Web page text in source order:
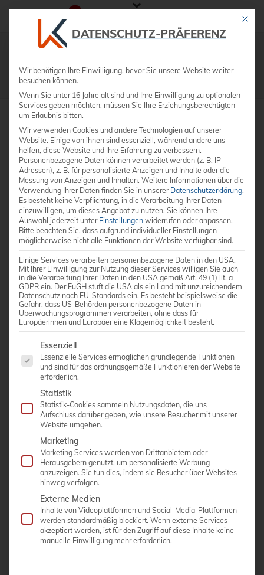
Shop
PHILIPS EPIQ7
MEHR ERFAHREN >
Einzelnes Ergebnis wird angezeigt
Mit
DATENSCHUTZ-PRÄFERENZ
Wir benötigen Ihre Einwilligung, bevor Sie unsere Website weiter
besuchen können.
Wenn Sie unter 16 Jahre alt sind und Ihre Einwilligung zu optionalen
Services geben möchten, müssen Sie Ihre Erziehungsberechtigten
um Erlaubnis bitten.
Wir verwenden Cookies und andere Technologien auf unserer
Website. Einige von ihnen sind essenziell, während andere uns
helfen, diese Website und Ihre Erfahrung zu verbessern.
Personenbezogene Daten können verarbeitet werden (z. B. IP-
Adressen), z. B. für personalisierte Anzeigen und Inhalte oder die
Messung von Anzeigen und Inhalten. Weitere Informationen über die
Verwendung Ihrer Daten finden Sie in unserer Datenschutzerklärung.
Es besteht keine Verpflichtung, in die Verarbeitung Ihrer Daten
einzuwilligen, um dieses Angebot zu nutzen. Sie können Ihre
Auswahl jederzeit unter Einstellungen widerrufen oder anpassen.
Bitte beachten Sie, dass aufgrund individueller Einstellungen
möglicherweise nicht alle Funktionen der Website verfügbar sind.
Einige Services verarbeiten personenbezogene Daten in den USA.
Mit Ihrer Einwilligung zur Nutzung dieser Services willigen Sie auch
in die Verarbeitung Ihrer Daten in den USA gemäß Art. 49 (1) lit. a
GDPR ein. Der EuGH stuft die USA als ein Land mit unzureichendem
Datenschutz nach EU-Standards ein. Es besteht beispielsweise die
Gefahr, dass US-Behörden personenbezogene Daten in
Überwachungsprogrammen verarbeiten, ohne dass für
Europäerinnen und Europäer eine Klagemöglichkeit besteht.
Es folgt eine Liste der Service-Gruppen, für die eine
Essenziell
Essenzielle Services ermöglichen grundlegende Funktionen
und sind für das ordnungsgemäße Funktionieren der Website
erforderlich.
Statistik
Statistik-Cookies sammeln Nutzungsdaten, die uns
Aufschluss darüber geben, wie unsere Besucher mit unserer
Website umgehen.
Marketing
Marketing Services werden von Drittanbietern oder
Herausgebern genutzt, um personalisierte Werbung
anzuzeigen. Sie tun dies, indem sie Besucher über Websites
hinweg verfolgen.
Externe Medien
Inhalte von Videoplattformen und Social-Media-Plattformen
werden standardmäßig blockiert. Wenn externe Services
akzeptiert werden, ist für den Zugriff auf diese Inhalte keine
manuelle Einwilligung mehr erforderlich.